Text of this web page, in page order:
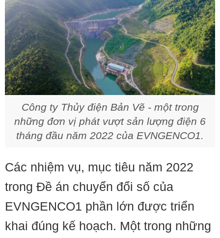
Công ty Thủy điện Bản Vẽ - một trong
những đơn vị phát vượt sản lượng điện 6
tháng đầu năm 2022 của EVNGENCO1.
Các nhiệm vụ, mục tiêu năm 2022
trong Đề án chuyển đổi số của
EVNGENCO1 phần lớn được triển
khai đúng kế hoạch. Một trong những